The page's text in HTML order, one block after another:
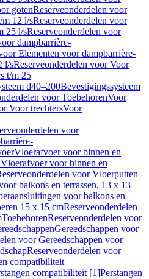
gotenReserveonderdelen voor
m 12 l/sReserveonderdelen voor
25 l/sReserveonderdelen voor
dampbarrière-
Elementen voor dampbarrière-
l/sReserveonderdelen voor Voor
t/m 25
d40–200Bevestigingssysteem
voor ToebehorenVoor
Voor trechtersVoor
voor
Vloerafvoer voor binnen en
voor binnen en
voor Vloerputten
balkons en terrassen, 13 x 13
voor balkons en
15 x 15 cmReserveonderdelen
ToebehorenReserveonderdelen voor
Gereedschappen voor
voor Gereedschappen voor
Reserveonderdelen voor
compatibiliteit
compatibiliteit [1]Perstangen